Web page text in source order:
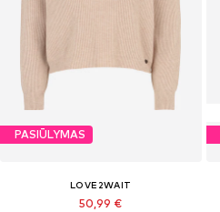
PASIŪLYMAS
LOVE2WAIT
50,99 €